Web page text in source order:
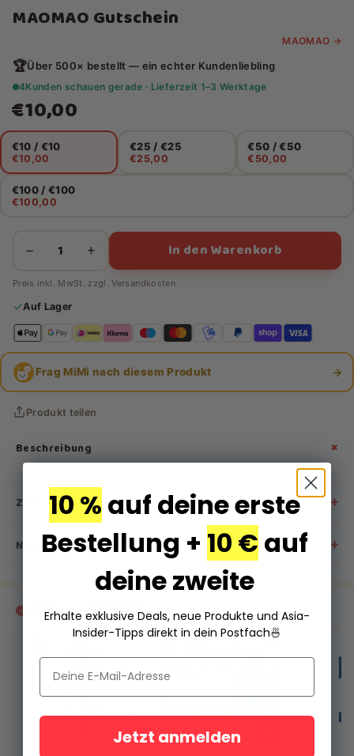
MAOMAO Gutschein
MAOMAO →
🏆Über 500× bestellt — ein echter Kundenliebling
4Kunden schauen gerade · Lieferzeit 1–3 Werktage
€10,00
€10 / €10
€10,00
€25 / €25
€25,00
€50 / €50
€50,00
€100 / €100
€100,00
− + In den Warenkorb
Preis inkl. MwSt. zzgl.Versandkosten
✓Auf Lager
Frag MiMi nach diesem Produkt →
Produkt teilen
Beschreibung +
Zutaten +
Nährwertangaben +
Mehr von MAOMAO
10 % auf deine erste
Bestellung + 10 € auf
deine zweite
Erhalte exklusive Deals, neue Produkte und Asia-
Insider-Tipps direkt in dein Postfach🍜
Jetzt anmelden